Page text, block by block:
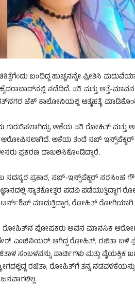
ಬಂದಿದ್ದ ಹುಚ್ಚನನ್ನೇ ಪ್ರೀತಿಸಿ
ನಡೆದಿದೆ. ಪತಿ ಮತ್ತು ಅತ್ತೆ-ಮಾವನ
ಜೆಕ್ ಕಾಲೋನಿಯಲ್ಲಿ ಆತ್ಮಹತ್ಯೆ
ಗುರುತಿಸಲಾಗಿದ್ದು, ಆಕೆಯ ಪತಿ ರೋಹಿತ್ ಮತ್ತು
ಆರೋಪಿಸಲಾಗಿದೆ. ಆಕೆಯ ತಂದೆ ಸಬ್
ಪ್ರಕರಣ ದಾಖಲಿಸಿಕೊಂಡಿದ್ದಾರೆ.
ಸದಸ್ಯರ ಪ್ರಕಾರ, ಸಬ್-ಇನ್ಸ್‌ಪೆಕ್ಟರ್
ಸ್ನಾತಕೋತ್ತರ ಪದವಿ ಪಡೆಯುತ್ತಿದ್ದಾಗ
ಮಾಡುತ್ತಿದ್ದಾಗ, ರೋಹಿತ್ ರೋಗಿಯಾಗಿ
ಪೋಷಕರು ಅವನ ಮಾನಸಿಕ
ಎಂಜಿನಿಯರ್ ಆಗಿದ್ದ ರೋಹಿತ್, ರಜಿತಾ ಬಳಿ
ಸಂಬಳವನ್ನು ಪಾರ್ಟಿಗಳು ಮತ್ತು ವೈಯಕ್ತಿಕ
ರಜಿತಾ, ರೋಹಿತ್‌ಗೆ ತನ್ನ